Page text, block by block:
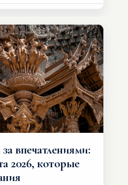
системы
Среди них есть
который
совершенно иной
впечатлениями:
2026, которые